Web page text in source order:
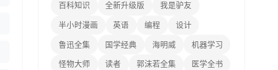
百科知识 全新升级版 我是驴友
半小时漫画 英语 编程 设计
鲁迅全集 国学经典 海明威 机器学习
怪物大师 读者 郭沫若全集 医学全书